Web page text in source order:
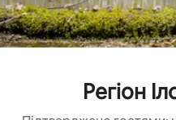
Регіон